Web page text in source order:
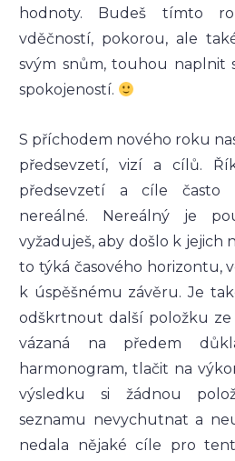
hodnoty. Budeš tímto
vděčností, pokorou, ale
svým snům, touhou naplnit
spokojeností.
S příchodem nového roku
předsevzetí, vizí a cílů.
předsevzetí a cíle často
nereálné. Nereálný je
vyžaduješ, aby došlo k jejich
to týká časového horizontu,
k úspěšnému závěru. Je
odškrtnout další položku
vázaná na předem
harmonogram, tlačit na
výsledku si žádnou
seznamu nevychutnat a
nedala nějaké cíle pro